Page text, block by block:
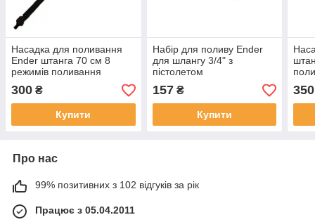
Насадка для поливання
Ender штанга 70 см 8
режимів поливання
300 ₴
Купити
Набір для поливу Ender
для шлангу 3/4" з
пістолетом
157₴
Купити
350
Про нас
99% позитивних з 102 відгуків за рік
Працює з 05.04.2011